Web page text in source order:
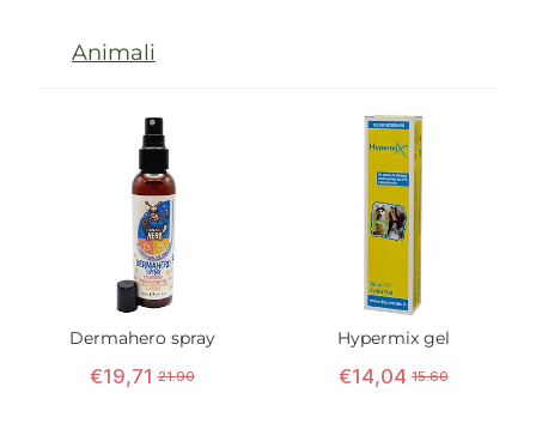
Animali
Dermahero spray
€19,71 21.90
Hypermix gel
€14,04 15.60